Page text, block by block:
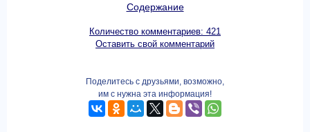
Содержание
Количество комментариев: 421
Оставить свой комментарий
Поделитесь с друзьями, возможно,
им с нужна эта информация!